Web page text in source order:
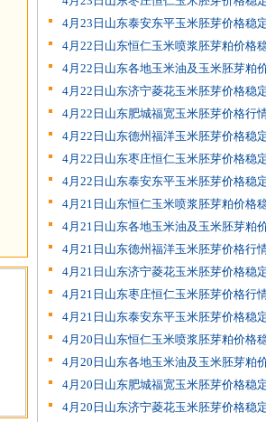
4月23日山东泰安东平玉米胚芽价格稳
4月22日山东恒仁玉米喷浆胚芽粕价格
4月22日山东各地玉米油及玉米胚芽粕
4月22日山东济宁菱花玉米胚芽价格稳
4月22日山东肥城福宽玉米胚芽价格行
4月22日山东德州福洋玉米胚芽价格稳
4月22日山东枣庄恒仁玉米胚芽价格稳
4月22日山东泰安东平玉米胚芽价格稳
4月21日山东恒仁玉米喷浆胚芽粕价格
4月21日山东各地玉米油及玉米胚芽粕
4月21日山东德州福洋玉米胚芽价格行
4月21日山东济宁菱花玉米胚芽价格稳
4月21日山东枣庄恒仁玉米胚芽价格行
4月21日山东泰安东平玉米胚芽价格稳
4月20日山东恒仁玉米喷浆胚芽粕价格
4月20日山东各地玉米油及玉米胚芽粕
4月20日山东肥城福宽玉米胚芽价格稳
4月20日山东济宁菱花玉米胚芽价格稳